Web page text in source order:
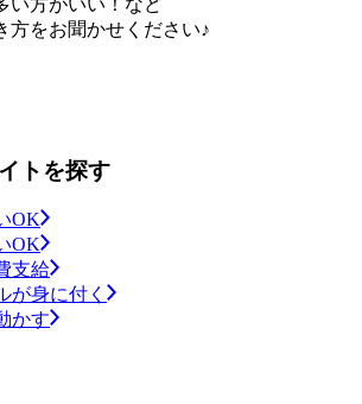
方をお聞かせください♪
トを探す
OK
OK
支給
が身に付く
かす